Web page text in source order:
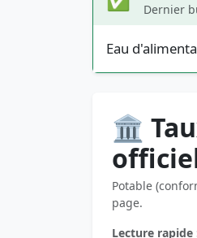
Dernier
Eau
🏛️
Potable
page.
Lecture rapide